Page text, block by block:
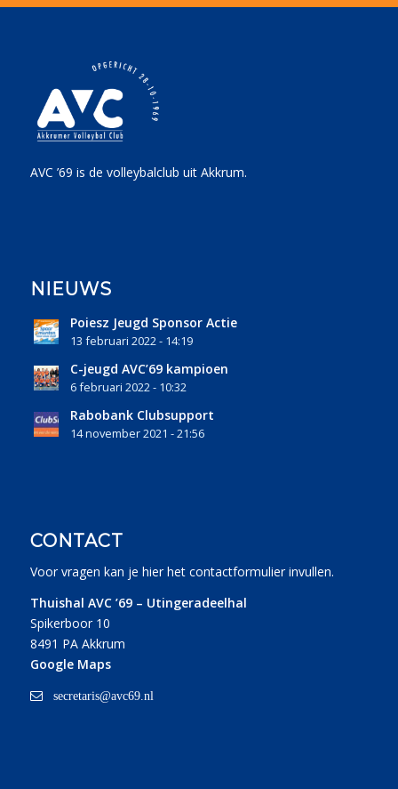
AVC ’69 is de volleybalclub uit Akkrum.
NIEUWS
Poiesz Jeugd Sponsor Actie
13 februari 2022 - 14:19
C-jeugd AVC’69 kampioen
6 februari 2022 - 10:32
Rabobank Clubsupport
14 november 2021 - 21:56
CONTACT
Voor vragen kan je hierhet contactformulier invullen.
Thuishal AVC ’69 – Utingeradeelhal
Spikerboor 10
8491 PA Akkrum
Google Maps
secretaris@avc69.nl